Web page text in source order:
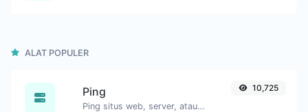
ALAT POPULER
Ping
Ping situs web, server, atau port.
10,725